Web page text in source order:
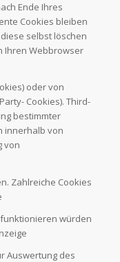
Ende Ihres
Cookies bleiben
selbst löschen
Ihren Webbrowser
oder von
Cookies). Third-
bestimmter
innerhalb von
von
Zahlreiche Cookies
würden
Auswertung des